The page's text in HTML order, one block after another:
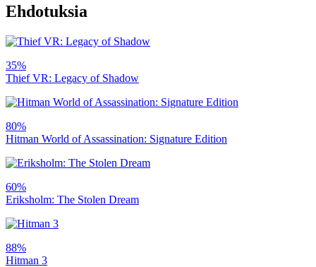
Ehdotuksia
35%
Thief VR: Legacy of Shadow
80%
Hitman World of Assassination: Signature Edition
60%
Eriksholm: The Stolen Dream
88%
Hitman 3